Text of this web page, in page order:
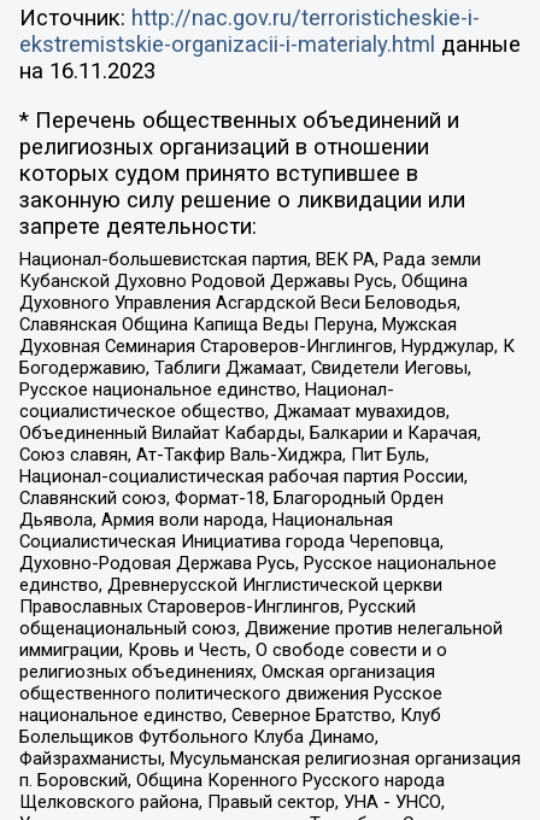
Источник: http://nac.gov.ru/terroristicheskie-i-
ekstremistskie-organizacii-i-materialy.html данные
на 16.11.2023
* Перечень общественных объединений и
религиозных организаций в отношении
которых судом принято вступившее в
законную силу решение о ликвидации или
запрете деятельности:
Национал-большевистская партия, ВЕК РА, Рада земли
Кубанской Духовно Родовой Державы Русь, Община
Духовного Управления Асгардской Веси Беловодья,
Славянская Община Капища Веды Перуна, Мужская
Духовная Семинария Староверов-Инглингов, Нурджулар, К
Богодержавию, Таблиги Джамаат, Свидетели Иеговы,
Русское национальное единство, Национал-
социалистическое общество, Джамаат мувахидов,
Объединенный Вилайат Кабарды, Балкарии и Карачая,
Союз славян, Ат-Такфир Валь-Хиджра, Пит Буль,
Национал-социалистическая рабочая партия России,
Славянский союз, Формат-18, Благородный Орден
Дьявола, Армия воли народа, Национальная
Социалистическая Инициатива города Череповца,
Духовно-Родовая Держава Русь, Русское национальное
единство, Древнерусской Инглистической церкви
Православных Староверов-Инглингов, Русский
общенациональный союз, Движение против нелегальной
иммиграции, Кровь и Честь, О свободе совести и о
религиозных объединениях, Омская организация
общественного политического движения Русское
национальное единство, Северное Братство, Клуб
Болельщиков Футбольного Клуба Динамо,
Файзрахманисты, Мусульманская религиозная организация
п. Боровский, Община Коренного Русского народа
Щелковского района, Правый сектор, УНА - УНСО,